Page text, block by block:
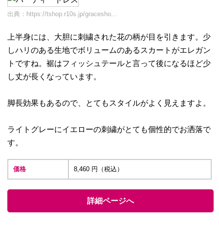
出典： https://tshop.r10s.jp/gracesho...
上半身には、大胆に刺繍された花の柄が目を引きます。少
しハリのある生地でボリュームのあるスカートがエレガン
トですね。裾はフィッシュテールと言って後になるほど少
し丈が長くなっています。
脚長効果もあるので、とてもスタイルがよく見えますよ。
ライトグレーにイエローの刺繍がとても個性的でお洒落で
す。
価格 8,460 円（税込）
詳細ページへ